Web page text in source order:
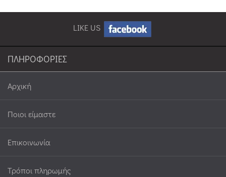
LIKE US
ΠΛΗΡΟΦΟΡΙΕΣ
Αρχική
Ποιοι είμαστε
Επικοινωνία
Τρόποι πληρωμής